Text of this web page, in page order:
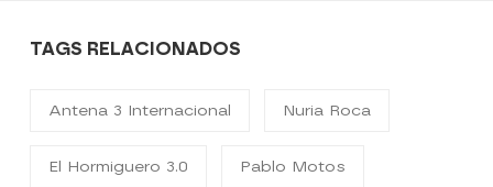
TAGS RELACIONADOS
Antena 3 Internacional Nuria Roca
El Hormiguero 3.0 Pablo Motos